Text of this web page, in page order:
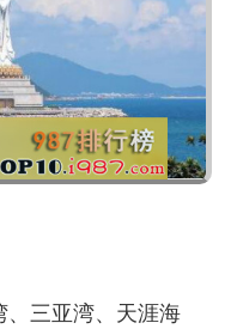
、三亚湾、天涯海